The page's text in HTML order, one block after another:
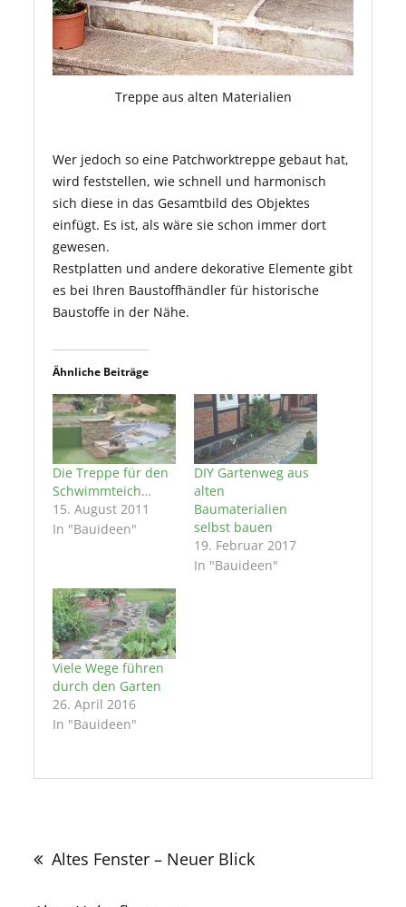
Treppe aus alten Materialien
Wer jedoch so eine Patchworktreppe gebaut hat,
wird feststellen, wie schnell und harmonisch
sich diese in das Gesamtbild des Objektes
einfügt. Es ist, als wäre sie schon immer dort
gewesen.
Restplatten und andere dekorative Elemente gibt
es bei Ihren Baustoffhändler für historische
Baustoffe in der Nähe.
Ähnliche Beiträge
Die Treppe für den
Schwimmteich…
15. August 2011
In "Bauideen"
DIY Gartenweg aus
alten
Baumaterialien
selbst bauen
19. Februar 2017
In "Bauideen"
Viele Wege führen
durch den Garten
26. April 2016
In "Bauideen"
Altes Fenster – Neuer Blick